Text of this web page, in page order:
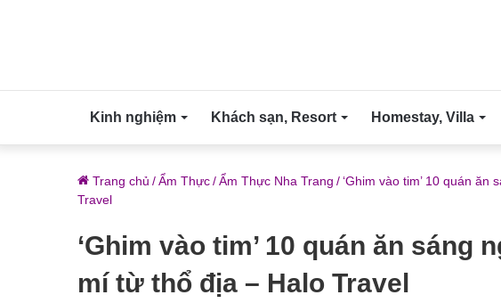
Kinh nghiệm Khách sạn, Resort Homestay, Villa
Trang chủ /Ẩm Thực/Ẩm Thực Nha Trang /‘Ghim vào tim’ 10 quán
Travel
‘Ghim vào tim’ 10 quán ăn sáng
mí từ thổ địa – Halo Travel